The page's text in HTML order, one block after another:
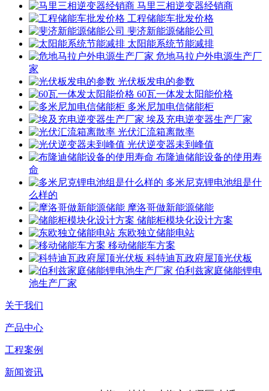
马里三相逆变器经销商
工程储能车批发价格
斐济新能源储能公司
太阳能系统节能减排
危地马拉户外电源生产厂
家
光伏板发电的参数
60瓦一体发太阳能价格
多米尼加电信储能柜
埃及充电逆变器生产厂家
光伏汇流箱离散率
光伏逆变器未到峰值
布隆迪储能设备的使用寿
命
多米尼克锂电池组是什
么样的
摩洛哥做新能源储能
储能柜模块化设计方案
东欧独立储能电站
移动储能车方案
科特迪瓦政府屋顶光伏板
伯利兹家庭储能锂电
池生产厂家
关于我们
产品中心
工程案例
新闻资讯